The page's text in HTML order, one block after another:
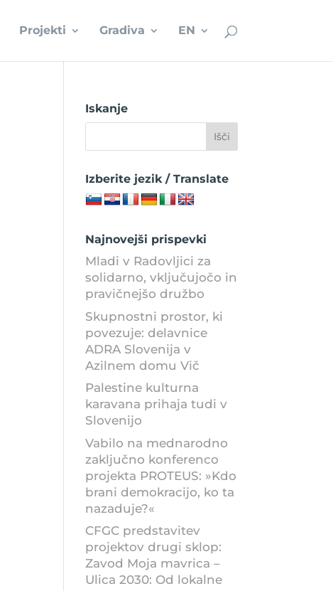
Projekti Gradiva EN
Iskanje
Izberite jezik / Translate
Najnovejši prispevki
Mladi v Radovljici za
solidarno, vključujočo in
pravičnejšo družbo
Skupnostni prostor, ki
povezuje: delavnice
ADRA Slovenija v
Azilnem domu Vič
Palestine kulturna
karavana prihaja tudi v
Slovenijo
Vabilo na mednarodno
zaključno konferenco
projekta PROTEUS: »Kdo
brani demokracijo, ko ta
nazaduje?«
CFGC predstavitev
projektov drugi sklop:
Zavod Moja mavrica –
Ulica 2030: Od lokalne